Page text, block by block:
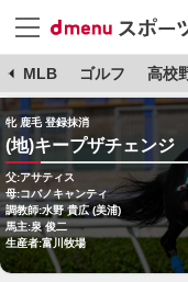
MLB ゴルフ 高校
牝 鹿毛 登録抹消
(地)キープザチェンジ
父:アサティス
母:コバノキャンティ
調教師:水野 貴広 (美浦)
馬主:泉 俊二
生産者:富川牧場